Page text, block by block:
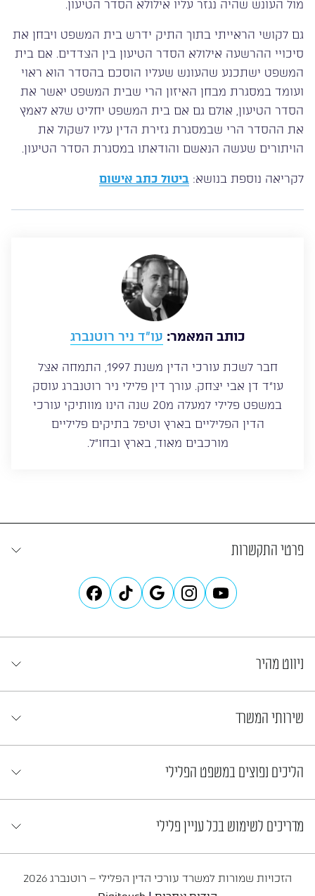
מול העונש שהיה נגזר עליו אילולא הסדר הטיעון.
גם לקושי הראייתי בתוך התיק ידרש בית המשפט ויבחן את
סיכויי ההרשעה אילולא הסדר הטיעון בין הצדדים. אם בית
המשפט ישתכנע שהעונש שעליו הוסכם בהסדר הוא ראוי
ועומד במסגרת מבחן האיזון הרי שבית המשפט יאשר את
הסדר הטיעון, אולם גם אם בית המשפט יחליט שלא לאמץ
את ההסדר הרי שבמסגרת גזירת הדין עליו לשקול את
הויתורים שעשה הנאשם והודאתו במסגרת הסדר הטיעון.
לקריאה נוספת בנושא: ביטול כתב אישום
כותב המאמר: עו”ד ניר רוטנברג
חבר לשכת עורכי הדין משנת 1997, התמחה אצל
עו”ד דן אבי יצחק. עורך דין פלילי ניר רוטנברג עוסק
במשפט פלילי למעלה מ20 שנה הינו מוותיקי עורכי
הדין הפליליים בארץ וטיפל בתיקים פליליים
מורכבים מאוד, בארץ ובחו”ל.
פרטי התקשרות
ניווט מהיר
שירותי המשרד
הליכים נפוצים במשפט הפלילי
מדריכים לשימוש בכל עניין פלילי
הזכויות שמורות למשרד עורכי הדין הפלילי – רוטנברג 2026